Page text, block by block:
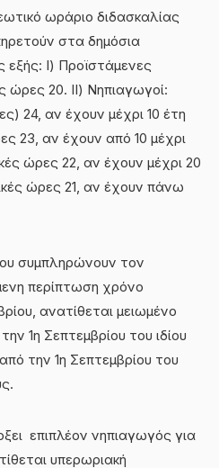
ωράριο διδασκαλίας
στα δημόσια
εξής: Ι) Προϊστάμενες
ώρες 20. ΙΙ) Νηπιαγωγοί:
24, αν έχουν μέχρι 10 έτη
23, αν έχουν από 10 μέχρι
ώρες 22, αν έχουν μέχρι 20
ώρες 21, αν έχουν πάνω
συμπληρώνουν τον
περίπτωση χρόνο
ανατίθεται μειωμένο
1η Σεπτεμβρίου του ιδίου
την 1η Σεπτεμβρίου του
επιπλέον νηπιαγωγός για
υπερωριακή